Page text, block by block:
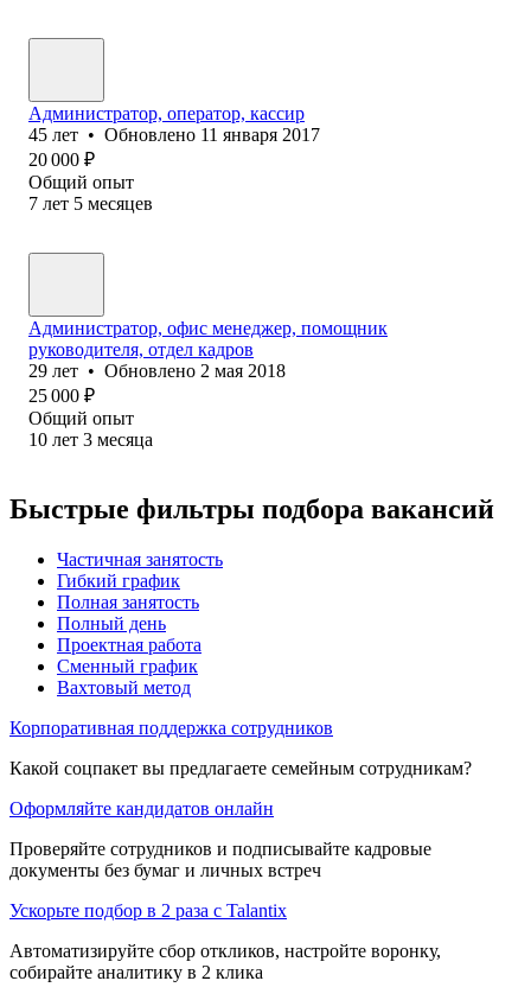
Администратор, оператор, кассир
45 лет • Обновлено 11 января 2017
20 000 ₽
Общий опыт
7 лет 5 месяцев
Администратор, офис менеджер, помощник
руководителя, отдел кадров
29 лет • Обновлено 2 мая 2018
25 000 ₽
Общий опыт
10 лет 3 месяца
Быстрые фильтры подбора вакансий
Частичная занятость
Гибкий график
Полная занятость
Полный день
Проектная работа
Сменный график
Вахтовый метод
Корпоративная поддержка сотрудников
Какой соцпакет вы предлагаете семейным сотрудникам?
Оформляйте кандидатов онлайн
Проверяйте сотрудников и подписывайте кадровые
документы без бумаг и личных встреч
Ускорьте подбор в 2 раза с Talantix
Автоматизируйте сбор откликов, настройте воронку,
собирайте аналитику в 2 клика